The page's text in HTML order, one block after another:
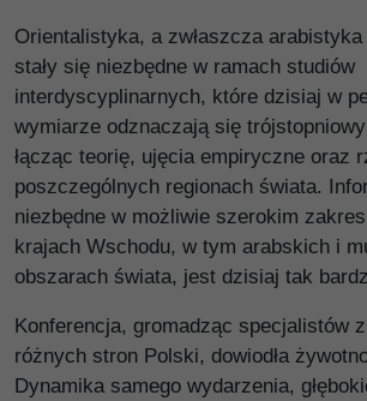
Orientalistyka, a zwłaszcza
stały się niezbędne w ramach studiów
interdyscyplinarnych, które dzisiaj w
wymiarze odznaczają się
łącząc teorię, ujęcia empiryczne oraz
poszczególnych regionach świata.
niezbędne w możliwie szerokim
krajach Wschodu, w tym arabskich i
obszarach świata, jest dzisiaj tak
Konferencja, gromadząc specjalistów
różnych stron Polski, dowiodła
Dynamika samego wydarzenia,